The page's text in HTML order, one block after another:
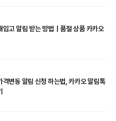
입고 알림 받는 방법｜품절 상품 카카오
격변동 알림 신청 하는법, 카카오 알림톡